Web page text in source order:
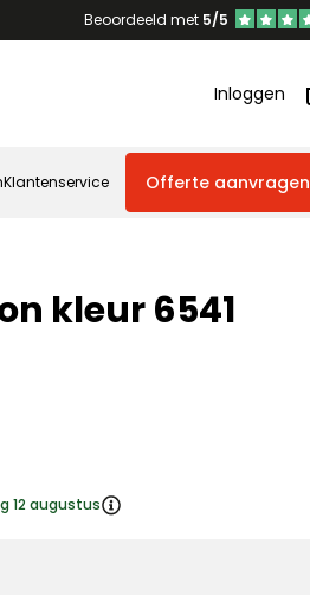
Beoordeeld met 5/5
Inloggen
Klantenservice Offerte aanvragen
kleur 6541
12 augustus